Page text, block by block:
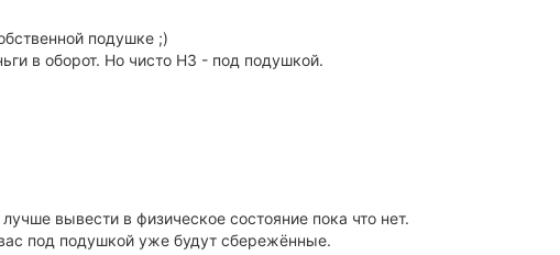
подушке ;)
в оборот. Но чисто НЗ - под подушкой.
вывести в физическое состояние пока что нет.
под подушкой уже будут сбережённые.